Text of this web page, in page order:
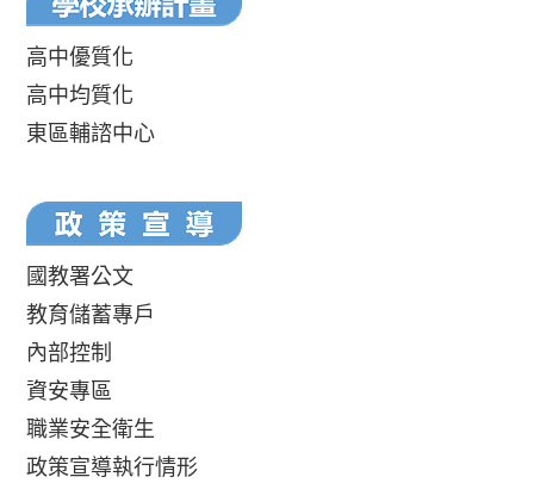
高中優質化
高中均質化
東區輔諮中心
國教署公文
教育儲蓄專戶
內部控制
資安專區
職業安全衛生
政策宣導執行情形